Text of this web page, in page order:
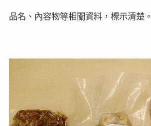
品名、內容物等相關資料，標示清楚。